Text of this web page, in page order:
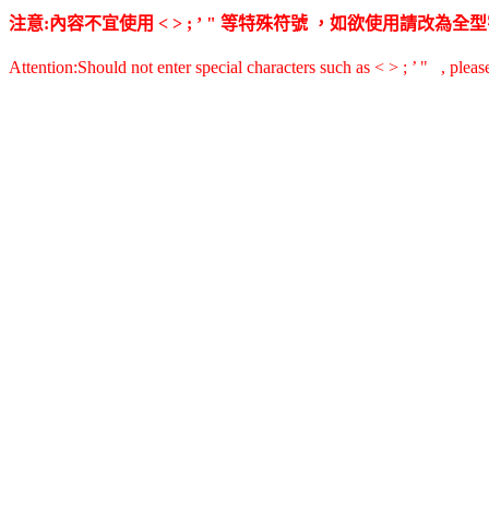
注意:內容不宜使用 < > ; ’ " 等特殊符號 ，如欲使用請改為全
Attention:Should not enter special characters such as < > ; ’ " ,